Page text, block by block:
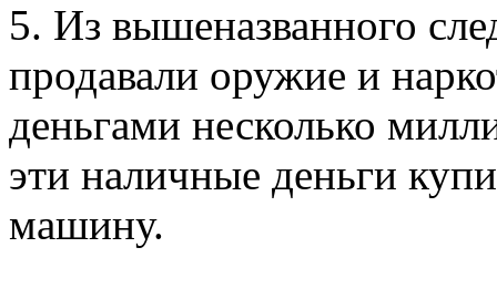
5. Из вышеназванного
продавали оружие и
деньгами несколько
эти наличные деньги
машину.